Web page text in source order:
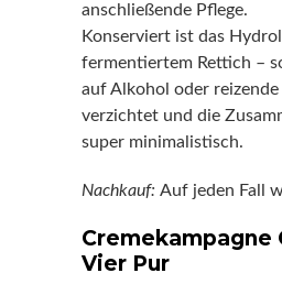
anschließende Pflege.
Konserviert ist das
fermentiertem Rettich –
auf Alkohol oder
verzichtet und die
super minimalistisch.
Nachkauf: Auf jeden Fall
Cremekampagne
Vier Pur